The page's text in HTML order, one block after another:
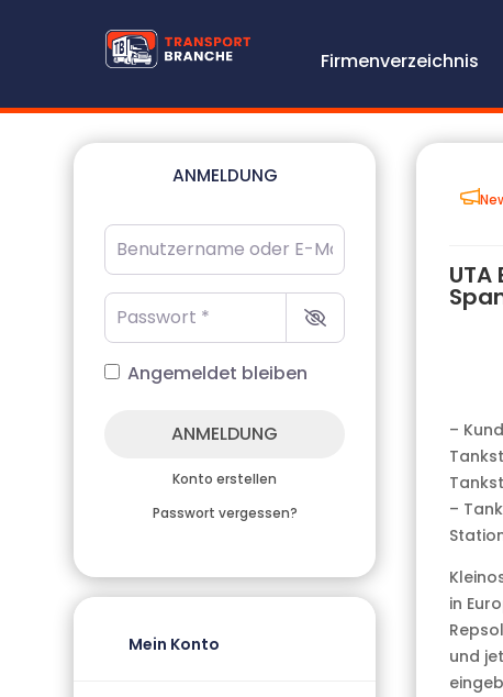
Firmenverzeichnis
ANMELDUNG
Benutzername oder E-Mail-Adresse
Passwort
Angemeldet bleiben
ANMELDUNG
Konto erstellen
Passwort vergessen?
Mein Konto
–
–
in
und